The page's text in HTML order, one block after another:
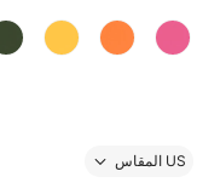
US المقاس